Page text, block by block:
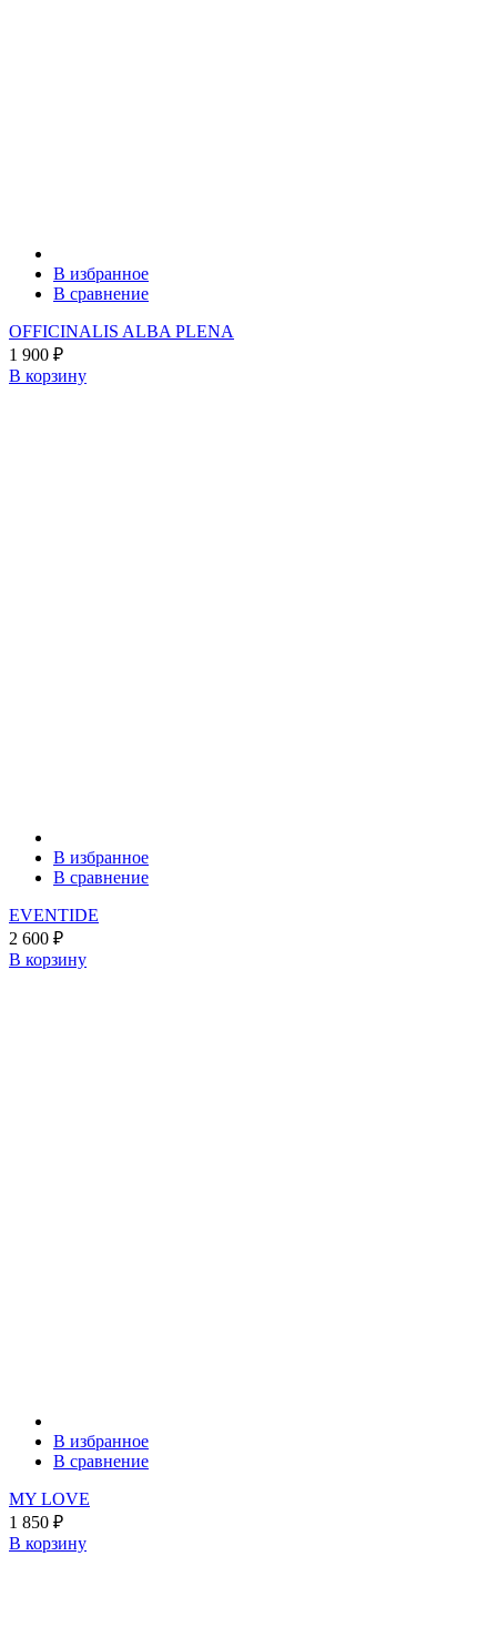
В избранное
В сравнение
OFFICINALIS ALBA PLENA
1 900 ₽
В корзину
В избранное
В сравнение
EVENTIDE
2 600 ₽
В корзину
В избранное
В сравнение
MY LOVE
1 850 ₽
В корзину